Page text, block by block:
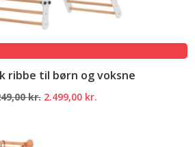
ribbe til børn og voksne
kr. Den
2.499,00 kr.